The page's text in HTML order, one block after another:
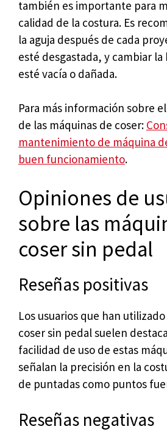
también es importante para
calidad de la costura. Es
la aguja después de cada
esté desgastada, y cambiar
esté vacía o dañada.
Para más información sobre
de las máquinas de coser:
mantenimiento de máquina
buen funcionamiento.
Opiniones de
sobre las
coser sin pedal
Reseñas positivas
Los usuarios que han
coser sin pedal suelen
facilidad de uso de estas
señalan la precisión en la
de puntadas como puntos
Reseñas negativas